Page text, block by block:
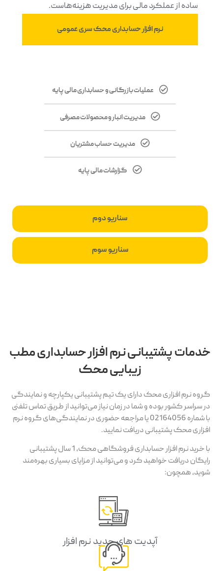
سناریو دوم
سناریو سوم
ساده از عملکرد مالی برای مدیریت هزینه‌هاست.
نرم افزار حسابداری محک سری عمومی
عملیات بازرگانی و حسابداری مالی پایه
مدیریت انبار و محصولات مصرفی
مدیریت حساب مشتریان
گزارشات مالی پایه
خدمات پشتیبانی نرم افزار حسابداری مطب
زیبایی محک
گروه نرم افزاری محک دارای یک تیم پشتیبانی یکپارچه و نمایندگی
در سراسر کشور بوده و شما در زمان نیاز می‌توانید از طریق تماس تلفنی
با شماره 02164056 یا مراجعه حضوری در نمایندگی‌های گروه نرم
افزاری محک پشتیبانی دریافت نمایید.
با خرید نرم افزار حسابداری فروشگاهی محک، 1 سال پشتیبانی
رایگان دریافت خواهید کرد و می‌توانید از مزایای بسیاری بهره‌مند
شوید، همچون:
آپدیت های جدید نرم افزار